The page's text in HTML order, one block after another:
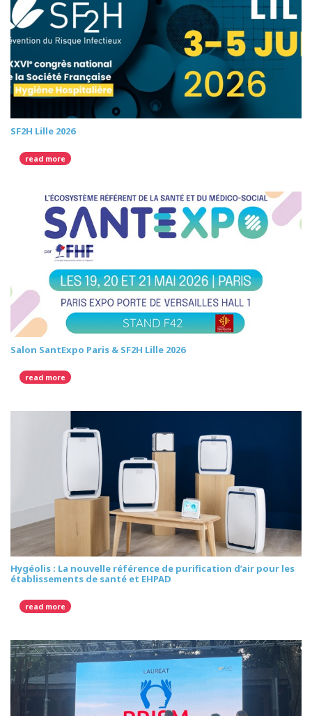
SF2H Lille 2026
read more
Salon SantExpo Paris & SF2H Lille 2026
read more
Hygéolis : La nouvelle référence de purification d’air pour les
établissements de santé et EHPAD
read more